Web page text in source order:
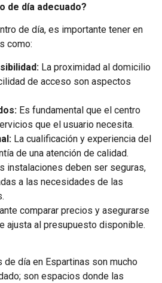
de día adecuado?
de día, es importante tener en
como:
La proximidad al domicilio
de acceso son aspectos
Es fundamental que el centro
que el usuario necesita.
La cualificación y experiencia del
de una atención de calidad.
instalaciones deben ser seguras,
a las necesidades de las
comparar precios y asegurarse
ajusta al presupuesto disponible.
de día en Espartinas son mucho
son espacios donde las